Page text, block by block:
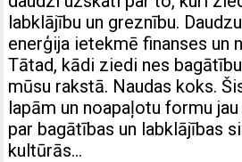
labklājību un greznību.
enerģija ietekmē finanses un
Tātad, kādi ziedi nes
mūsu rakstā. Naudas koks.
lapām un noapaļotu formu
par bagātības un labklājības
kultūrās…